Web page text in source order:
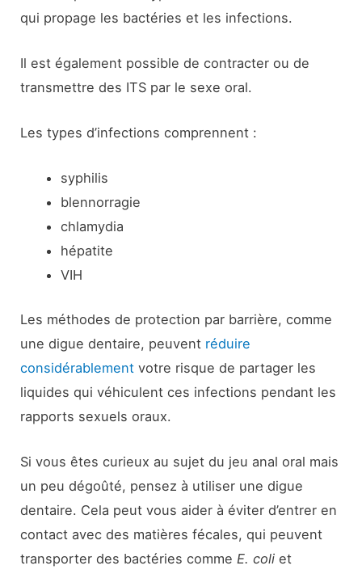
qui propage les bactéries et les infections.
Il est également possible de contracter ou de
transmettre des ITS par le sexe oral.
Les types d’infections comprennent :
syphilis
blennorragie
chlamydia
hépatite
VIH
Les méthodes de protection par barrière, comme
une digue dentaire, peuvent réduire
considérablement votre risque de partager les
liquides qui véhiculent ces infections pendant les
rapports sexuels oraux.
Si vous êtes curieux au sujet du jeu anal oral mais
un peu dégoûté, pensez à utiliser une digue
dentaire. Cela peut vous aider à éviter d’entrer en
contact avec des matières fécales, qui peuvent
transporter des bactéries commeE. coli et